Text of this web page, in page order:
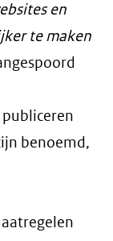
en
te maken
benoemd,